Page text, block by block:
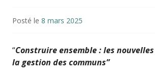
Posté le 8 mars 2025
“Construire ensemble : les
la gestion des communs”